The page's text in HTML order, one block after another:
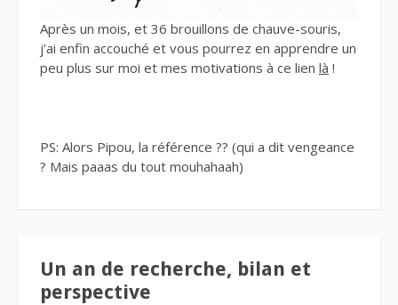
Après un mois, et 36 brouillons de chauve-souris,
j’ai enfin accouché et vous pourrez en apprendre un
peu plus sur moi et mes motivations à ce lien là !
PS: Alors Pipou, la référence ?? (qui a dit vengeance
? Mais paaas du tout mouhahaah)
Un an de recherche, bilan et
perspective